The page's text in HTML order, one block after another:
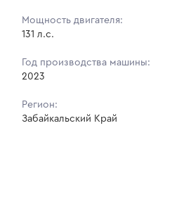
Мощность двигателя:
131 л.с.
Год производства машины:
2023
Регион:
Забайкальский Край